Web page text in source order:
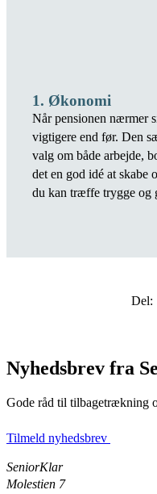
1. Økonomi
Når pensionen nærmer
vigtigere end før. Den
valg om både arbejde,
det en god idé at skabe
du kan træffe trygge og
Del:
Nyhedsbrev fra
Gode råd til tilbagetrækning
Tilmeld nyhedsbrev
SeniorKlar
Molestien 7